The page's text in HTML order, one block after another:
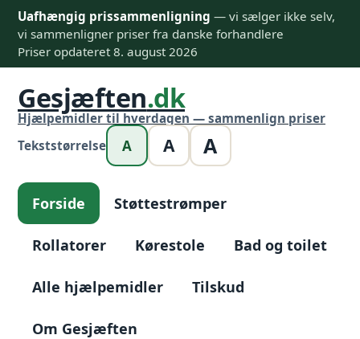
Uafhængig prissammenligning — vi sælger ikke selv,
vi sammenligner priser fra danske forhandlere
Priser opdateret 8. august 2026
Gesjæften.dk
Hjælpemidler til hverdagen — sammenlign priser
Tekststørrelse
A A A
Forside Støttestrømper
Rollatorer Kørestole Bad og toilet
Alle hjælpemidler Tilskud
Om Gesjæften